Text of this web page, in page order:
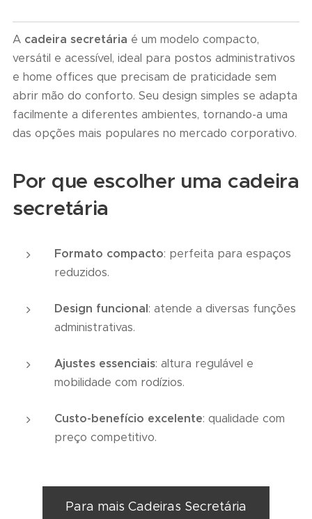
A cadeira secretária é um modelo compacto,
versátil e acessível, ideal para postos administrativos
e home offices que precisam de praticidade sem
abrir mão do conforto. Seu design simples se adapta
facilmente a diferentes ambientes, tornando-a uma
das opções mais populares no mercado corporativo.
Por que escolher uma cadeira
secretária
Formato compacto: perfeita para espaços
reduzidos.
Design funcional: atende a diversas funções
administrativas.
Ajustes essenciais: altura regulável e
mobilidade com rodízios.
Custo-benefício excelente: qualidade com
preço competitivo.
Para mais Cadeiras Secretária